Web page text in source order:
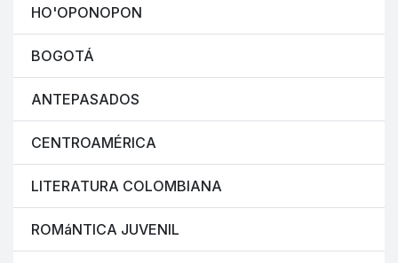
HO'OPONOPON
BOGOTÁ
ANTEPASADOS
CENTROAMÉRICA
LITERATURA COLOMBIANA
ROMáNTICA JUVENIL